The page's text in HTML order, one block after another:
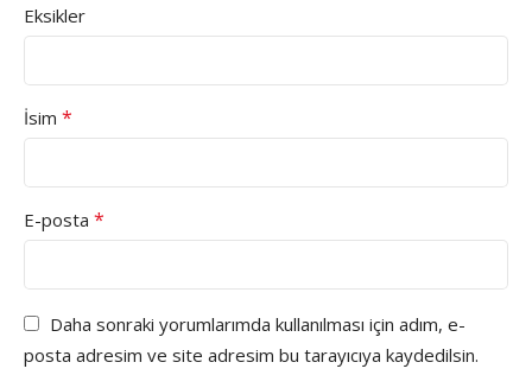
Eksikler
İsim *
E-posta *
Daha sonraki yorumlarımda kullanılması için adım, e-
posta adresim ve site adresim bu tarayıcıya kaydedilsin.